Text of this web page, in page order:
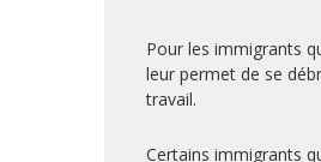
Pour les immigrants
leur permet de se
travail.
Certains immigrants